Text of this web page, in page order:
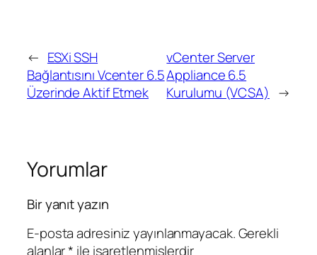
← ESXi SSH
Bağlantısını Vcenter 6.5
Üzerinde Aktif Etmek
vCenter Server
Appliance 6.5
Kurulumu (VCSA) →
Yorumlar
Bir yanıt yazın
E-posta adresiniz yayınlanmayacak.Gerekli
alanlar* ile işaretlenmişlerdir